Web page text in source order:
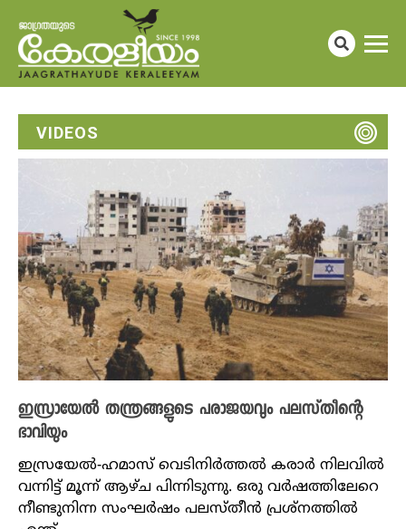
VIDEOS
ഇസ്രായേൽ തന്ത്രങ്ങളുടെ പരാജയവും പലസ്‌തീന്റെ
ഭാവിയും
ഇസ്രയേൽ-ഹമാസ് വെടിനിർത്തൽ കരാർ നിലവിൽ
വന്നിട്ട് മൂന്ന് ആഴ്ച പിന്നിടുന്നു. ഒരു വർഷത്തിലേറെ
നീണ്ടുനിന്ന സംഘർഷം പലസ്‌തീൻ പ്രശ്നത്തിൽ